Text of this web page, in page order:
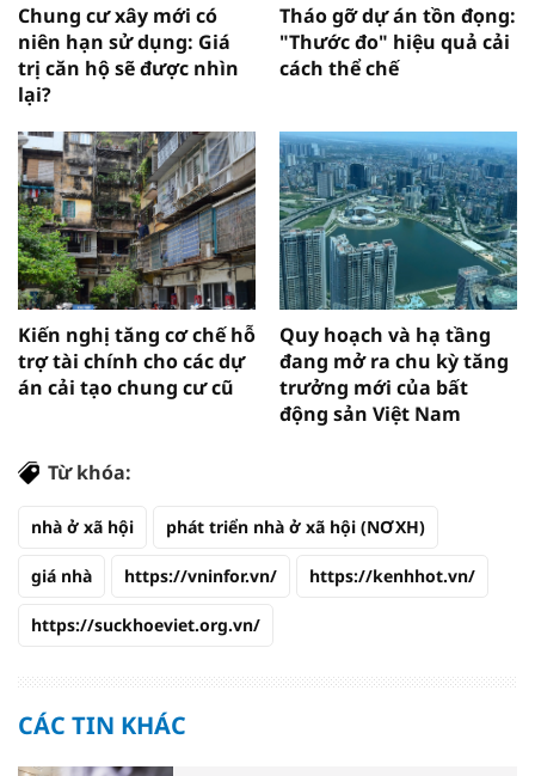
Chung cư xây mới có
niên hạn sử dụng: Giá
trị căn hộ sẽ được nhìn
lại?
Tháo gỡ dự án tồn đọng:
"Thước đo" hiệu quả cải
cách thể chế
Kiến nghị tăng cơ chế hỗ
trợ tài chính cho các dự
án cải tạo chung cư cũ
Quy hoạch và hạ tầng
đang mở ra chu kỳ tăng
trưởng mới của bất
động sản Việt Nam
Từ khóa:
nhà ở xã hội phát triển nhà ở xã hội (NƠXH)
giá nhà https://vninfor.vn/ https://kenhhot.vn/
https://suckhoeviet.org.vn/
CÁC TIN KHÁC